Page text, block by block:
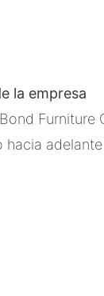
la empresa
hacia